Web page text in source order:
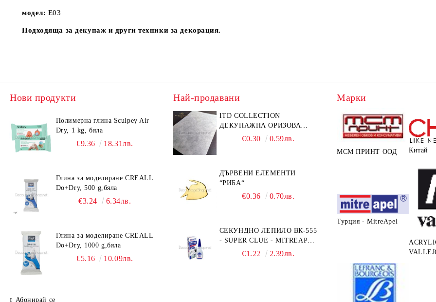
модел: E03
Подходяща за декупаж и други техники за декорация.
Нови продукти
Полимерна глина Sculpey Air
Dry, 1 kg, бяла
€9.36 18.31лв.
Глина за моделиране CREALL
Do+Dry, 500 g,бяла
€3.24 6.34лв.
Глина за моделиране CREALL
Do+Dry, 1000 g,бяла
€5.16 10.09лв.
Абонирай се
Най-продавани
ITD COLLECTION
ДЕКУПАЖНА ОРИЗОВА
ХАРТИЯ А5 БЯЛА - RC044
€0.30 0.59лв.
ДЪРВЕНИ ЕЛЕМЕНТИ
“РИБА“
€0.36 0.70лв.
СЕКУНДНО ЛЕПИЛО ВК-555
- SUPER CLUE - MITREAPEL
€1.22 2.39лв.
Марки
МСМ ПРИНТ ООД Китай
Турция - MitreApel